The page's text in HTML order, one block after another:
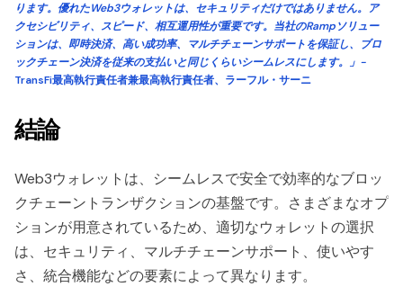
ります。優れたWeb3ウォレットは、セキュリティだけではありません。ア
クセシビリティ、スピード、相互運用性が重要です。当社のRampソリュー
ションは、即時決済、高い成功率、マルチチェーンサポートを保証し、ブロ
ックチェーン決済を従来の支払いと同じくらいシームレスにします。」-
TransFi最高執行責任者兼最高執行責任者、ラーフル・サーニ
結論
Web3ウォレットは、シームレスで安全で効率的なブロッ
クチェーントランザクションの基盤です。さまざまなオプ
ションが用意されているため、適切なウォレットの選択
は、セキュリティ、マルチチェーンサポート、使いやす
さ、統合機能などの要素によって異なります。